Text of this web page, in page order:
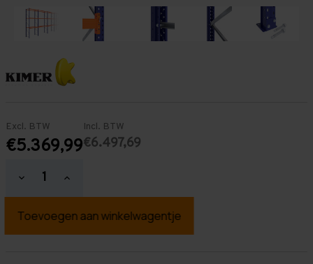
Excl. BTW
€5.369,99
Incl. BTW
€6.497,69
Hoeveelheid
verlagen
Palletstelling
mm
Hoeveelheid
verhogen
Palletstelling
mm